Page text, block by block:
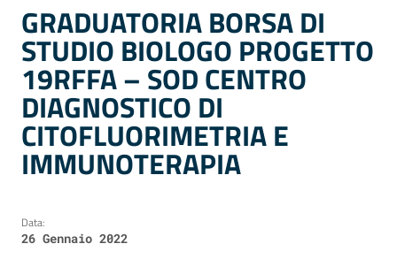
GRADUATORIA BORSA DI
STUDIO BIOLOGO PROGETTO
19RFFA – SOD CENTRO
DIAGNOSTICO DI
CITOFLUORIMETRIA E
IMMUNOTERAPIA
Data:
26 Gennaio 2022